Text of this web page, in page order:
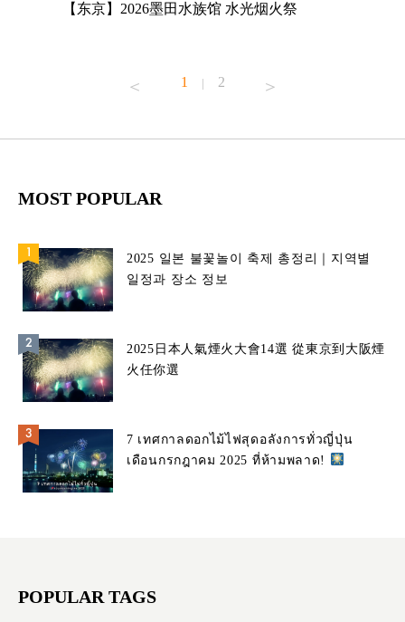
【东京】2026墨田水族馆 水光烟火祭
1 | 2
MOST POPULAR
2025 일본 불꽃놀이 축제 총정리｜지역별
일정과 장소 정보
2025日本人氣煙火大會14選 從東京到大阪煙
火任你選
7 เทศกาลดอกไม้ไฟสุดอลังการทั่วญี่ปุ่น
เดือนกรกฎาคม 2025 ที่ห้ามพลาด!
POPULAR TAGS